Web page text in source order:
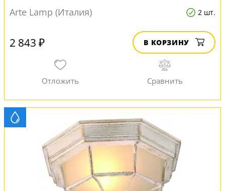
Arte Lamp (Италия)
2 шт.
2 843 ₽ В КОРЗИНУ